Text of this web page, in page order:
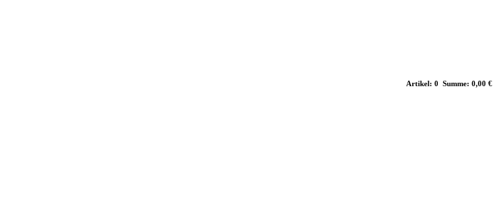
Artikel: 0 Summe: 0,00 €